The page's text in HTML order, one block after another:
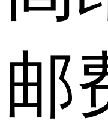
邮